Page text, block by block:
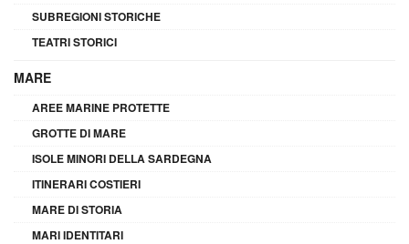
SUBREGIONI STORICHE
TEATRI STORICI
MARE
AREE MARINE PROTETTE
GROTTE DI MARE
ISOLE MINORI DELLA SARDEGNA
ITINERARI COSTIERI
MARE DI STORIA
MARI IDENTITARI